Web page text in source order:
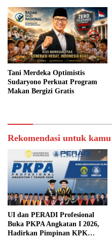
Tani Merdeka Optimistis
Sudaryono Perkuat Program
Makan Bergizi Gratis
Rekomendasi untuk kamu
UI dan PERADI Profesional
Buka PKPA Angkatan I 2026,
Hadirkan Pimpinan KPK